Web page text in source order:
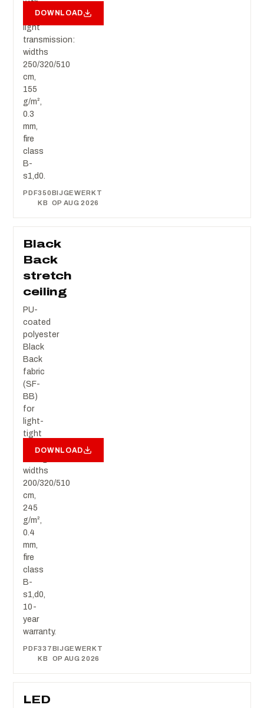
with
50%
light
transmission:
widths
250/320/510
cm,
155
g/m²,
0.3
mm,
fire
class
B-
s1,d0.
PDF350
KB
BIJGEWERKT
OP AUG 2026
DOWNLOAD
Black
Back
stretch
ceiling
PU-
coated
polyester
Black
Back
fabric
(SF-
BB)
for
light-
tight
event
widths
200/320/510
cm,
245
g/m²,
0.4
mm,
fire
class
B-
s1,d0,
10-
year
warranty.
PDF337
KB
BIJGEWERKT
OP AUG 2026
DOWNLOAD
LED